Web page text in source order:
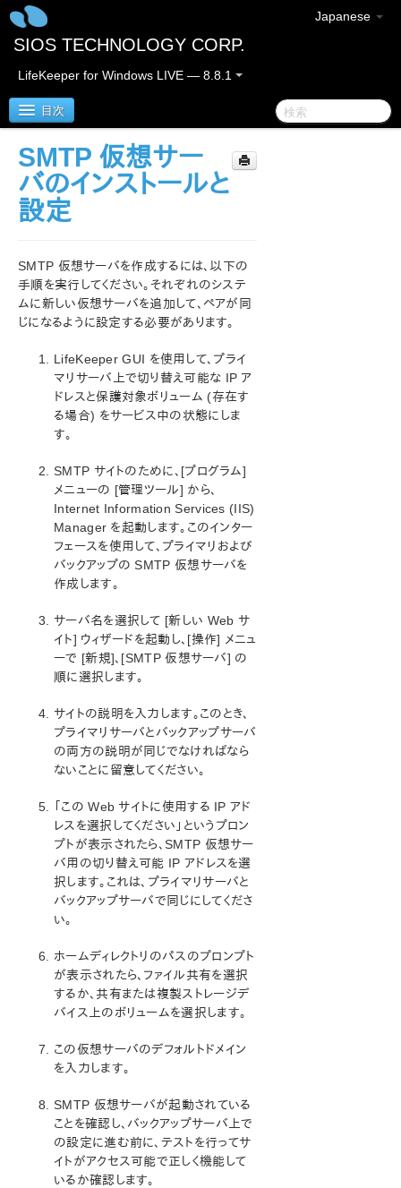
Japanese
SIOS TECHNOLOGY CORP.
LifeKeeper for Windows LIVE — 8.8.1
目次
SIOS Protection Suite for Windows
SIOS Protection Suite for Windows リリースノート
ガイド
AWS Direct Connect クイックスタートガイド
AWS VPC ピア接続クイックスタートガイド
Microsoft Azure 動作検証ガイド
SIOS Protection Suite インストレーションガイド
SIOS Protection Suite for Windows テクニカルドキュ
メンテーション
アプリケーションリカバリーキット
Recovery Kit for EC2™ 管理ガイド
Generic Application Kit for Load Balancer Health
Checks
はじめに SIOS Protection Suite Microsoft SQL Server
はじめに SIOS Protection Suite PostgreSQL サーバー
SIOS Protection Suite Oracle
はじめに SIOS Protection Suite Microsoft Internet
IIS の概要
IIS のインストール
ハードウェアとソフトウェアの要件
キットの削除
構成の定義と制限
IIS 構成の考慮事項
LifeKeeper とともに IIS をインストールおよび設定
する
SIOS Protection Suite およびリカバリキットのイン
SMTP 仮想サーバのインストールと設定
IIS の構成の定義と制限
IIS リソースの設定タスク
IIS 階層の管理
IIS のトラブルシューティング
理ガイド
SIOS Protection Suite for Windows サポートマトリッ
クス
SMTP 仮想サー
バのインストールと
設定
SMTP 仮想サーバを作成するには、以下の
手順を実行してください。それぞれのシステ
ムに新しい仮想サーバを追加して、ペアが同
じになるように設定する必要があります。
LifeKeeper GUI を使用して、プライ
マリサーバ上で切り替え可能な IP ア
ドレスと保護対象ボリューム (存在す
る場合) をサービス中の状態にしま
す。
SMTP サイトのために、[プログラム]
メニューの [管理ツール] から、
Internet Information Services (IIS)
Manager を起動します。このインター
フェースを使用して、プライマリおよび
バックアップの SMTP 仮想サーバを
作成します。
サーバ名を選択して [新しい Web サ
イト] ウィザードを起動し、[操作] メニュ
ーで [新規]、[SMTP 仮想サーバ] の
順に選択します。
サイトの説明を入力します。このとき、
プライマリサーバとバックアップサーバ
の両方の説明が同じでなければなら
ないことに留意してください。
「この Web サイトに使用する IP アド
レスを選択してください」というプロン
プトが表示されたら、SMTP 仮想サー
バ用の切り替え可能 IP アドレスを選
択します。これは、プライマリサーバと
バックアップサーバで同じにしてくださ
い。
ホームディレクトリのパスのプロンプト
が表示されたら、ファイル共有を選択
するか、共有または複製ストレージデ
バイス上のボリュームを選択します。
この仮想サーバのデフォルトドメイン
を入力します。
SMTP 仮想サーバが起動されている
ことを確認し、バックアップサーバ上で
の設定に進む前に、テストを行ってサ
イトがアクセス可能で正しく機能して
いるか確認します。